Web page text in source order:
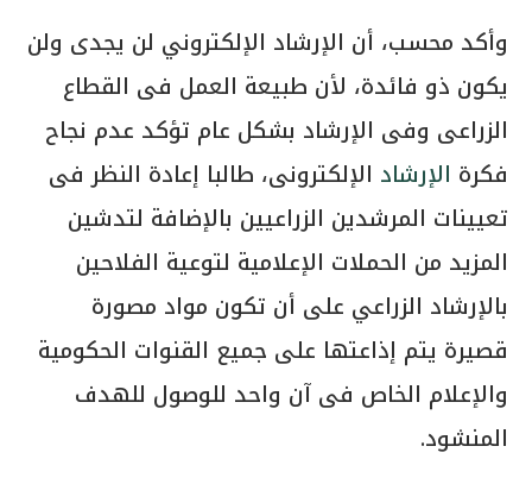
وأكد محسب، أن الإرشاد الإلكتروني لن يجدى ولن
يكون ذو فائدة، لأن طبيعة العمل فى القطاع
الزراعى وفى الإرشاد بشكل عام تؤكد عدم نجاح
فكرة الإرشاد الإلكترونى، طالبا إعادة النظر فى
تعيينات المرشدين الزراعيين بالإضافة لتدشين
المزيد من الحملات الإعلامية لتوعية الفلاحين
بالإرشاد الزراعي على أن تكون مواد مصورة
قصيرة يتم إذاعتها على جميع القنوات الحكومية
والإعلام الخاص فى آن واحد للوصول للهدف
المنشود.